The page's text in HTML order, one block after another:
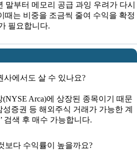
말부터 메모리 공급 과잉 우려가 다시
때는 비중을 조금씩 줄여 수익을 확정
필요합니다.
사에서도 살 수 있나요?
Arca)에 상장된 종목이기 때문
증권 등 해외주식 거래가 가능한 계
검색 후 매수 가능합니다.
보다 수익률이 높을까요?